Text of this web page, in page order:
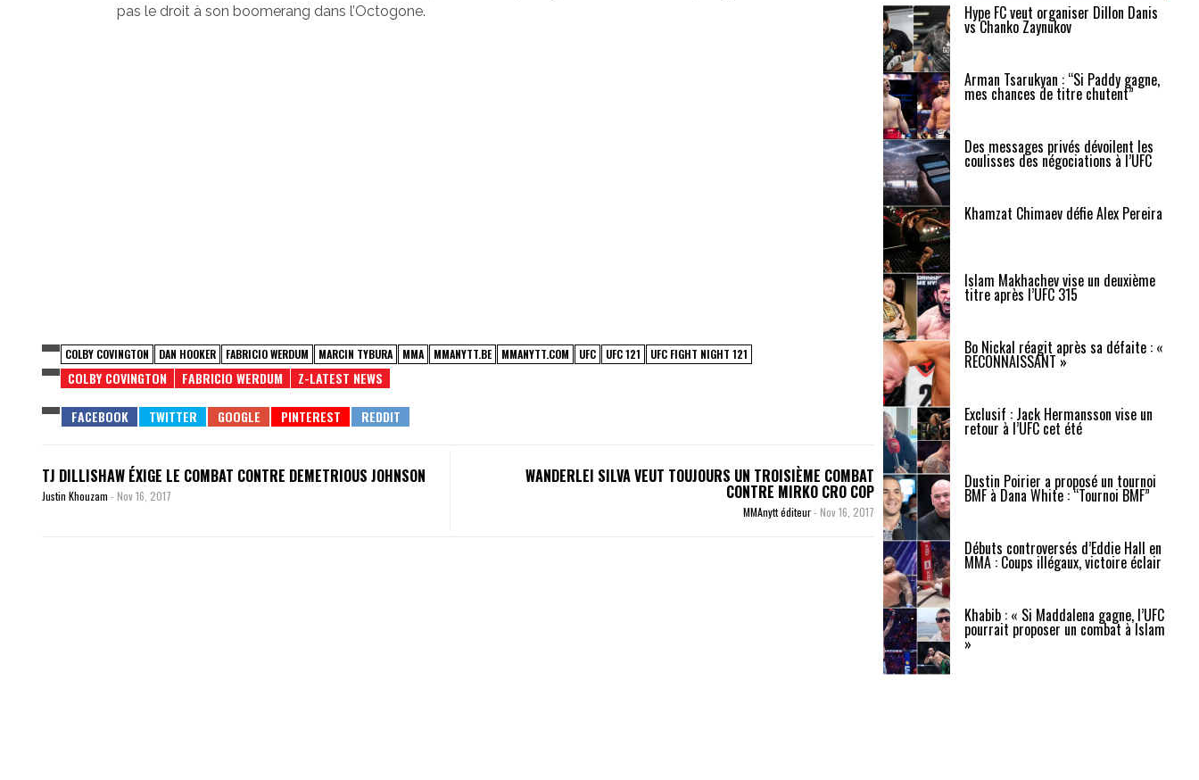
pas le droit à son boomerang dans l’Octogone.
COLBY COVINGTON DAN HOOKER FABRICIO WERDUM MARCIN TYBURA MMA MMANYTT.BE MMANYTT.COM UFC UFC 121 UFC FIGHT NIGHT 121
COLBY COVINGTON FABRICIO WERDUM Z-LATEST NEWS
TJ DILLISHAW ÉXIGE LE COMBAT CONTRE DEMETRIOUS JOHNSON
Justin Khouzam - Nov 16, 2017
WANDERLEI SILVA VEUT TOUJOURS UN TROISIÈME COMBAT
CONTRE MIRKO CRO COP
MMAnytt éditeur- Nov 16, 2017
Hype FC veut organiser Dillon Danis
vs Chanko Zaynukov
Arman Tsarukyan : “Si Paddy gagne,
mes chances de titre chutent”
Des messages privés dévoilent les
coulisses des négociations à l’UFC
Khamzat Chimaev défie Alex Pereira
Islam Makhachev vise un deuxième
titre après l’UFC 315
Bo Nickal réagit après sa défaite : «
RECONNAISSANT »
Exclusif : Jack Hermansson vise un
retour à l’UFC cet été
Dustin Poirier a proposé un tournoi
BMF à Dana White : “Tournoi BMF”
Débuts controversés d’Eddie Hall en
MMA : Coups illégaux, victoire éclair
Khabib : « Si Maddalena gagne, l’UFC
pourrait proposer un combat à Islam
»